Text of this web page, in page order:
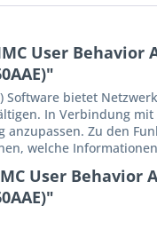
User Behavior
Software bietet
In Verbindung mit
Zu den
welche
User Behavior